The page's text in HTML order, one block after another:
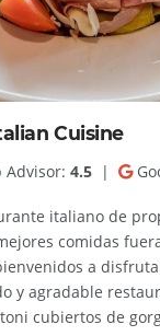
Cuisine
Advisor:4.5 |
italiano de
comidas
a
y agradable
cubiertos de